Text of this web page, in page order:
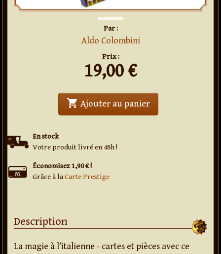
Par :
Aldo Colombini
Prix :
19,00 €
En stock
Votre produit livré en 48h !
Économisez 1,90 € !
Grâce à laCarte Prestige
shopping_cart Ajouter au panier
Description
La magie à l’italienne - cartes et pièces avec ce